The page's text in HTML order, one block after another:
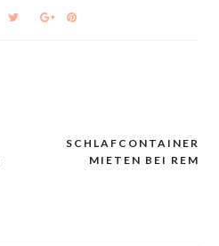
SCHLAFCONTAINER
MIETEN BEI REM